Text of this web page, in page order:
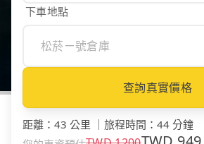
下車地點
查詢真實價格
距離 ： 43 公里 旅程時間 ： 44 分鐘